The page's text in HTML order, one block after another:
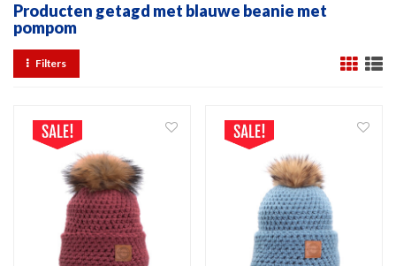
Producten getagd met blauwe beanie met
pompom
Filters